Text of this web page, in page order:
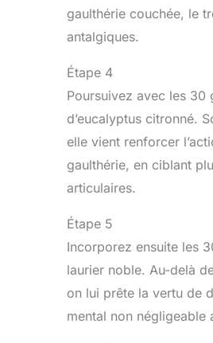
gaulthérie couchée, le
antalgiques.
Étape 4
Poursuivez avec les 30
d’eucalyptus citronné.
elle vient renforcer
gaulthérie, en ciblant
articulaires.
Étape 5
Incorporez ensuite les
laurier noble. Au-delà
on lui prête la vertu de
mental non négligeable